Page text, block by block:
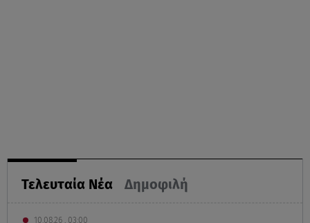
Τελευταία Νέα Δημοφιλή
10.08.26 , 03:00